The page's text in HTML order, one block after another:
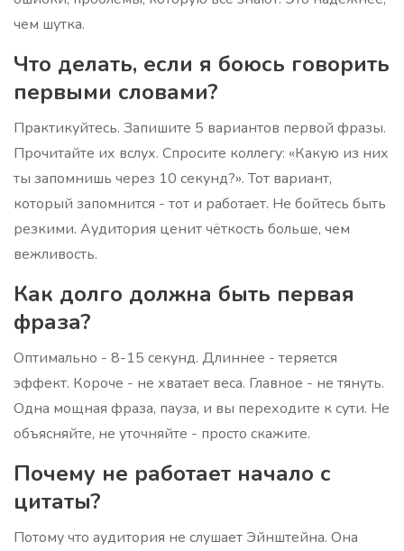
чем шутка.
Что делать, если я боюсь говорить
первыми словами?
Практикуйтесь. Запишите 5 вариантов первой фразы.
Прочитайте их вслух. Спросите коллегу: «Какую из них
ты запомнишь через 10 секунд?». Тот вариант,
который запомнится - тот и работает. Не бойтесь быть
резкими. Аудитория ценит чёткость больше, чем
вежливость.
Как долго должна быть первая
фраза?
Оптимально - 8-15 секунд. Длиннее - теряется
эффект. Короче - не хватает веса. Главное - не тянуть.
Одна мощная фраза, пауза, и вы переходите к сути. Не
объясняйте, не уточняйте - просто скажите.
Почему не работает начало с
цитаты?
Потому что аудитория не слушает Эйнштейна. Она